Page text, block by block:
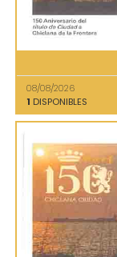
08/08/2026
1 DISPONIBLES